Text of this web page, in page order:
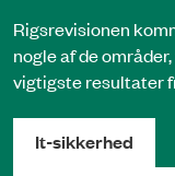
Rigsrevisionen
nogle af de
vigtigste resultater
It-sikkerhed